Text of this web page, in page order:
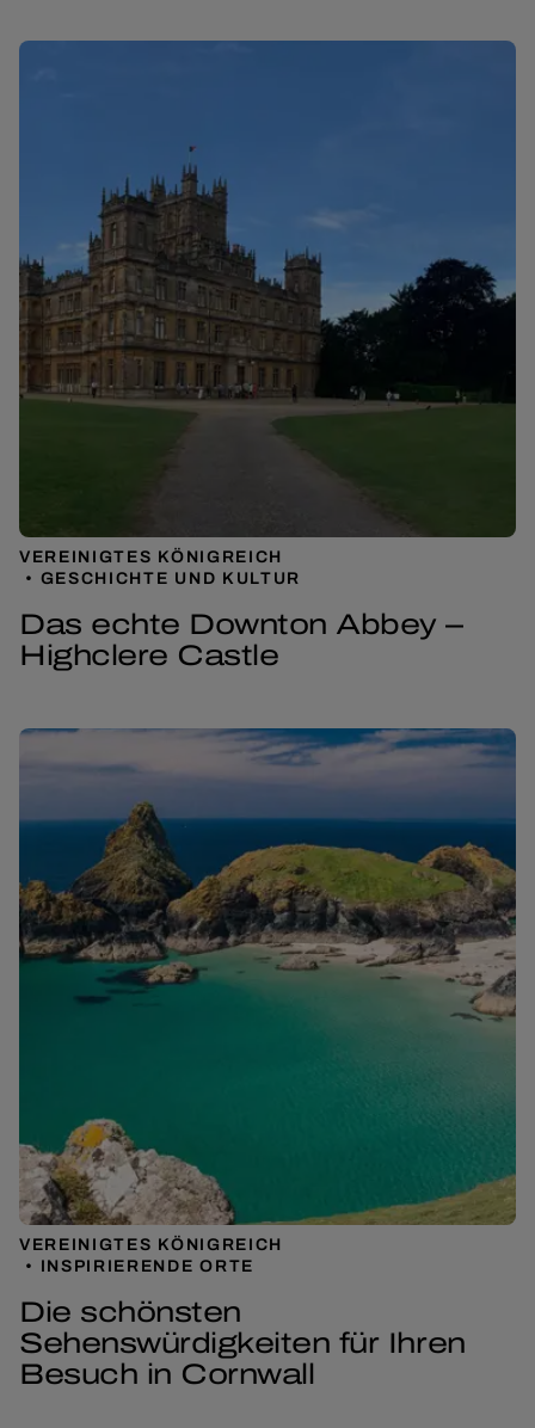
VEREINIGTES KÖNIGREICH
GESCHICHTE UND KULTUR
Das echte Downton Abbey –
Highclere Castle
VEREINIGTES KÖNIGREICH
INSPIRIERENDE ORTE
Die schönsten
Sehenswürdigkeiten für Ihren
Besuch in Cornwall